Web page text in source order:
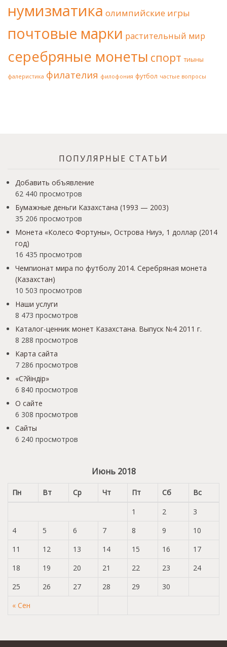
нумизматика олимпийские игры
почтовые марки растительный мир
серебряные монеты спорт тиыны
фалеристика филателия филофония футбол частые вопросы
ПОПУЛЯРНЫЕ СТАТЬИ
Добавить объявление
62 440 просмотров
Бумажные деньги Казахстана (1993 — 2003)
35 206 просмотров
Монета «Колесо Фортуны», Острова Ниуэ, 1 доллар (2014
год)
16 435 просмотров
Чемпионат мира по футболу 2014. Серебряная монета
(Казахстан)
10 503 просмотров
Наши услуги
8 473 просмотров
Каталог-ценник монет Казахстана. Выпуск №4 2011 г.
8 288 просмотров
Карта сайта
7 286 просмотров
«С?йіндір»
6 840 просмотров
О сайте
6 308 просмотров
Сайты
6 240 просмотров
Июнь 2018
Пн Вт Ср Чт Пт Сб Вс
« Сен
1 2
3
4
5 6 7 8 9
10
11
12 13 14 15 16
17
18
19 20 21 22 23
24
25
26 27 28 29 30